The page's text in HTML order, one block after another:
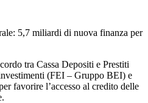
5,7 miliardi di nuova finanza per
tra Cassa Depositi e Prestiti
(FEI – Gruppo BEI) e
favorire l’accesso al credito delle